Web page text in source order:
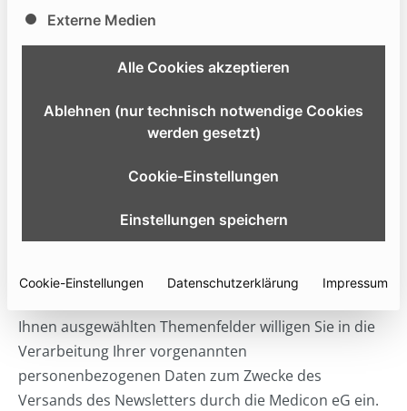
folgenden Themenfeldern abonnieren. Bitte wählen Sie
Mund-Kiefer-Gesichtschirurgie
Hals-Nasen-Ohrenchirurgie
Ihnen ausgewählten Themenfelder willigen Sie in die
Verarbeitung Ihrer vorgenannten
personenbezogenen Daten zum Zwecke des
Versands des Newsletters durch die Medicon eG ein.
Externe Medien
Alle Cookies akzeptieren
Ablehnen (nur technisch notwendige Cookies
werden gesetzt)
Cookie-Einstellungen
Einstellungen speichern
Cookie-Einstellungen Datenschutzerklärung Impressum